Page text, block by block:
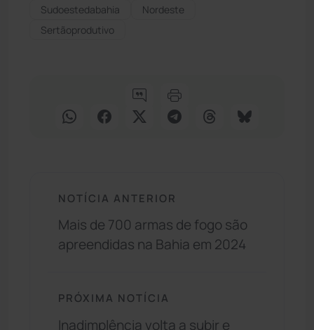
Sudoestedabahia
Nordeste
Sertãoprodutivo
NOTÍCIA ANTERIOR
Mais de 700 armas de fogo são
apreendidas na Bahia em 2024
PRÓXIMA NOTÍCIA
Inadimplência volta a subir e